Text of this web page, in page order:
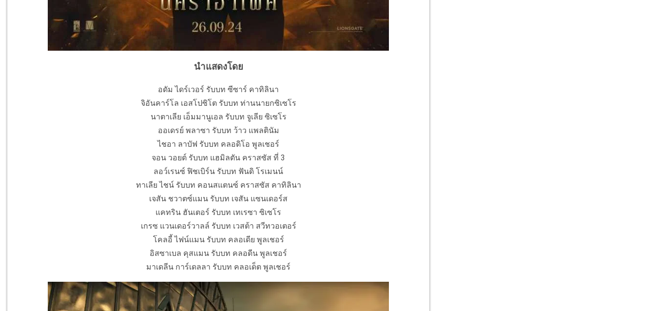
นำแสดงโดย
อดัม ไดร์เวอร์ รับบท ซีซาร์ คาทิลินา
จิอันคาร์โล เอสโปซิโต รับบท ท่านนายกซิเซโร
นาตาเลีย เอ็มมานูเอล รับบท จูเลีย ซิเซโร
ออเดรย์ พลาซา รับบท ว้าว แพลตินัม
ไชอา ลาบัฟ รับบท คลอดิโอ พูลเชอร์
จอน วอยต์ รับบท แฮมิลตัน คราสซัส ที่ 3
ลอว์เรนซ์ ฟิชเบิร์น รับบท ฟันดิ โรเมนน์
ทาเลีย ไชน์ รับบท คอนสแตนซ์ คราสซัส คาทิลินา
เจสัน ชวาตซ์แมน รับบท เจสัน แซนเดอร์ส
แคทริน ฮันเตอร์ รับบท เทเรซา ซิเซโร
เกรซ แวนเดอร์วาลล์ รับบท เวสต้า สวีทวอเตอร์
โคลอี้ ไฟน์แมน รับบท คลอเดีย พูลเชอร์
อิสซาเบล คุสแมน รับบท คลอดีน พูลเชอร์
มาเดลีน การ์เดลลา รับบท คลอเด็ต พูลเชอร์